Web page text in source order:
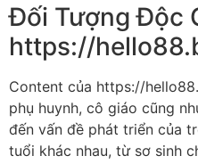
Đối Tượng Độc
https://
Content của https://
phụ huynh, cô giáo cũng
đến vấn đề phát triển của
tuổi khác nhau, từ sơ sinh